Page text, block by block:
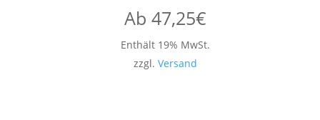
Ab 47,25€
Enthält 19% MwSt.
zzgl. Versand